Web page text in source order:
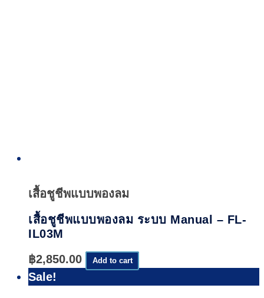
เสื้อชูชีพแบบพองลม
เสื้อชูชีพแบบพองลม ระบบ Manual – FL-
IL03M
฿2,850.00 Add to cart
Sale!